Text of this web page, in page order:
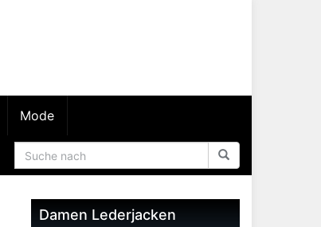
Mode
Damen Lederjacken